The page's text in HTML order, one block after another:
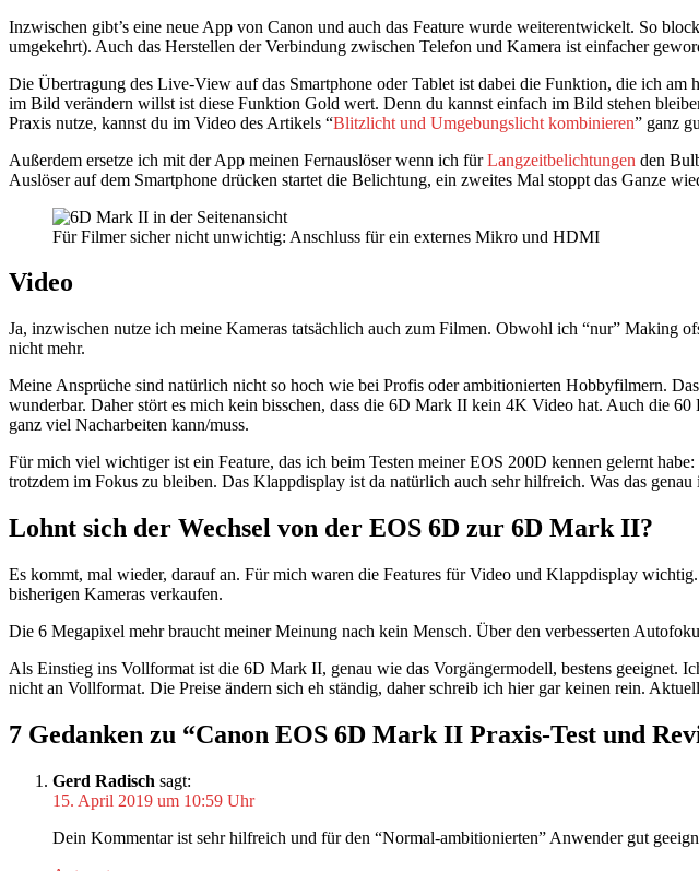
Inzwischen gibt’s eine neue App von Canon und auch das Feature wurde weiterentwickelt. So
umgekehrt). Auch das Herstellen der Verbindung zwischen Telefon und Kamera ist einfacher
Die Übertragung des Live-View auf das Smartphone oder Tablet ist dabei die Funktion, die ich
im Bild verändern willst ist diese Funktion Gold wert. Denn du kannst einfach im Bild stehen
Praxis nutze, kannst du im Video des Artikels “Blitzlicht und Umgebungslicht kombinieren” ganz
Außerdem ersetze ich mit der App meinen Fernauslöser wenn ich fürLangzeitbelichtungen den
Auslöser auf dem Smartphone drücken startet die Belichtung, ein zweites Mal stoppt das Ganze
Für Filmer sicher nicht unwichtig: Anschluss für ein externes Mikro und HDMI
Video
Ja, inzwischen nutze ich meine Kameras tatsächlich auch zum Filmen. Obwohl ich “nur” Making
nicht mehr.
Meine Ansprüche sind natürlich nicht so hoch wie bei Profis oder ambitionierten Hobbyfilmern.
wunderbar. Daher stört es mich kein bisschen, dass die 6D Mark II kein 4K Video hat. Auch die
ganz viel Nacharbeiten kann/muss.
Für mich viel wichtiger ist ein Feature, das ich beim Testen meiner EOS 200D kennen gelernt
trotzdem im Fokus zu bleiben. Das Klappdisplay ist da natürlich auch sehr hilfreich. Was das
Lohnt sich der Wechsel von der EOS 6D zur 6D Mark II?
Es kommt, mal wieder, darauf an. Für mich waren die Features für Video und Klappdisplay
bisherigen Kameras verkaufen.
Die 6 Megapixel mehr braucht meiner Meinung nach kein Mensch. Über den verbesserten
Als Einstieg ins Vollformat ist die 6D Mark II, genau wie das Vorgängermodell, bestens geeignet.
nicht an Vollformat. Die Preise ändern sich eh ständig, daher schreib ich hier gar keinen rein.
7 Gedanken zu “Canon EOS 6D Mark II Praxis-Test und
Gerd Radisch sagt:
15. April 2019 um 10:59 Uhr
Dein Kommentar ist sehr hilfreich und für den “Normal-ambitionierten” Anwender gut